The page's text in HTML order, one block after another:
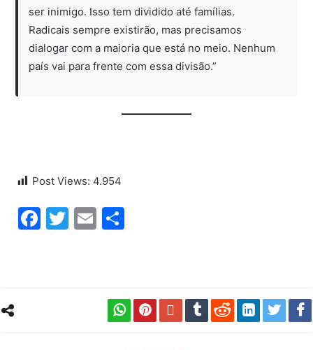
ser inimigo. Isso tem dividido até famílias.
Radicais sempre existirão, mas precisamos
dialogar com a maioria que está no meio. Nenhum
país vai para frente com essa divisão.”
Post Views: 4.954
Facebook
Twitter
Email